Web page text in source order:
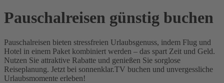
Pauschalreisen günstig buchen
Pauschalreisen bieten stressfreien Urlaubsgenuss, indem Flug und
Hotel in einem Paket kombiniert werden – das spart Zeit und Geld.
Nutzen Sie attraktive Rabatte und genießen Sie sorglose
Reiseplanung. Jetzt bei sonnenklar.TV buchen und unvergessliche
Urlaubsmomente erleben!